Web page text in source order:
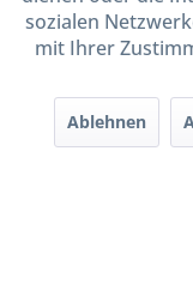
durch
sozialen
mit Ihrer
Ablehnen